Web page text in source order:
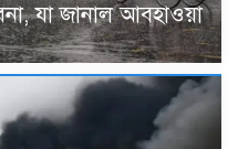
যা জানাল আবহাওয়া